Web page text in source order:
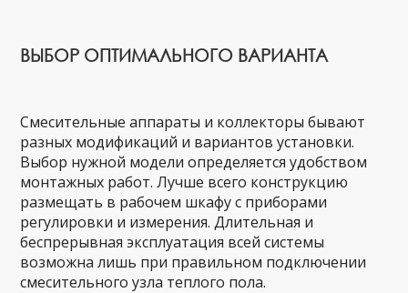
ВЫБОР ОПТИМАЛЬНОГО ВАРИАНТА
Смесительные аппараты и коллекторы бывают
разных модификаций и вариантов установки.
Выбор нужной модели определяется удобством
монтажных работ. Лучше всего конструкцию
размещать в рабочем шкафу с приборами
регулировки и измерения. Длительная и
беспрерывная эксплуатация всей системы
возможна лишь при правильном подключении
смесительного узла теплого пола.